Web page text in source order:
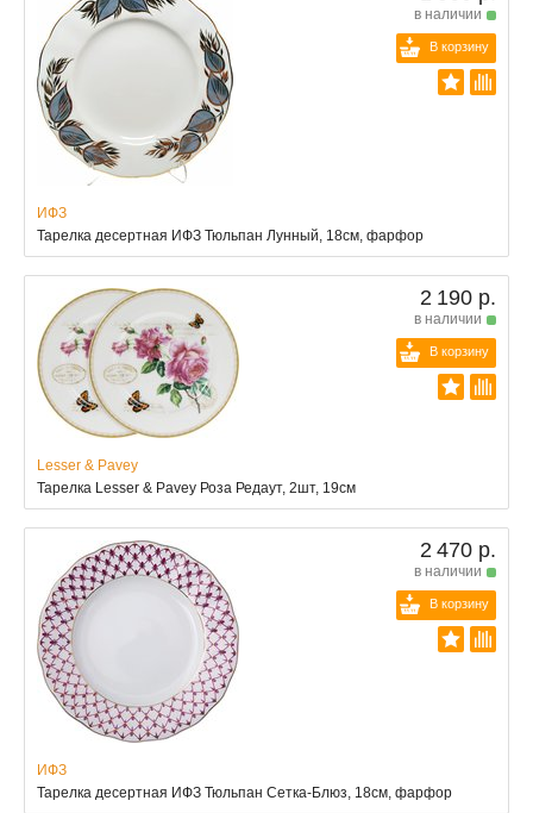
в наличии
В корзину
ИФЗ
Тарелка десертная ИФЗ Тюльпан Лунный, 18см, фарфор
2 190 р.
в наличии
В корзину
Lesser & Pavey
Тарелка Lesser & Pavey Роза Редаут, 2шт, 19см
2 470 р.
в наличии
В корзину
ИФЗ
Тарелка десертная ИФЗ Тюльпан Сетка-Блюз, 18см, фарфор